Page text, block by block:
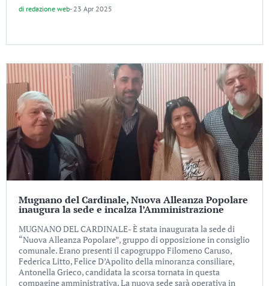
di redazione web- 23 Apr 2025
Mugnano del Cardinale, Nuova Alleanza Popolare
inaugura la sede e incalza l’Amministrazione
MUGNANO DEL CARDINALE- È stata inaugurata la sede di
“Nuova Alleanza Popolare”, gruppo di opposizione in consiglio
comunale. Erano presenti il capogruppo Filomeno Caruso,
Federica Litto, Felice D’Apolito della minoranza consiliare,
Antonella Grieco, candidata la scorsa tornata in questa
compagine amministrativa. La nuova sede sarà operativa in